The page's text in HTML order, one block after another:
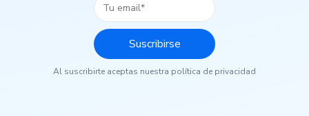
Al suscribirte aceptas nuestra política de privacidad